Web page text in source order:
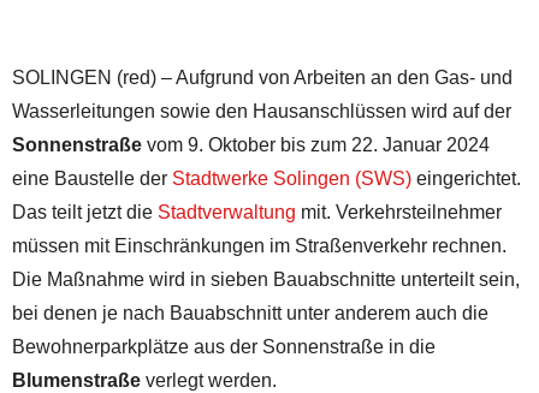
SOLINGEN (red) – Aufgrund von Arbeiten an den Gas- und
Wasserleitungen sowie den Hausanschlüssen wird auf der
Sonnenstraße vom 9. Oktober bis zum 22. Januar 2024
eine Baustelle der Stadtwerke Solingen (SWS) eingerichtet.
Das teilt jetzt die Stadtverwaltung mit. Verkehrsteilnehmer
müssen mit Einschränkungen im Straßenverkehr rechnen.
Die Maßnahme wird in sieben Bauabschnitte unterteilt sein,
bei denen je nach Bauabschnitt unter anderem auch die
Bewohnerparkplätze aus der Sonnenstraße in die
Blumenstraße verlegt werden.